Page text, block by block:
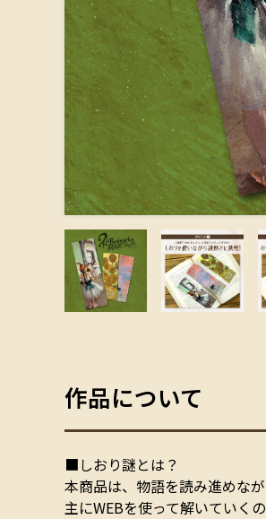
作品について
■しおり謎とは？
本商品は、物語を読み進めな
主にWEBを使って解いていく